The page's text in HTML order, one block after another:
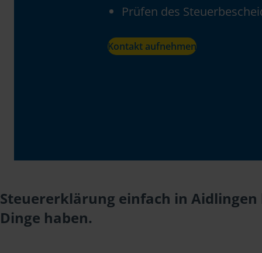
Prüfen des
Kontakt aufnehmen
Steuererklärung einfach in
Dinge haben.